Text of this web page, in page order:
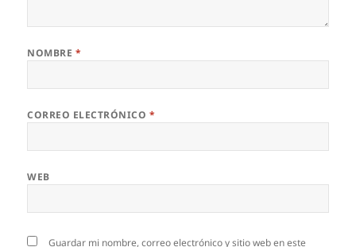
NOMBRE *
CORREO ELECTRÓNICO *
WEB
Guardar mi nombre, correo electrónico y sitio web en este